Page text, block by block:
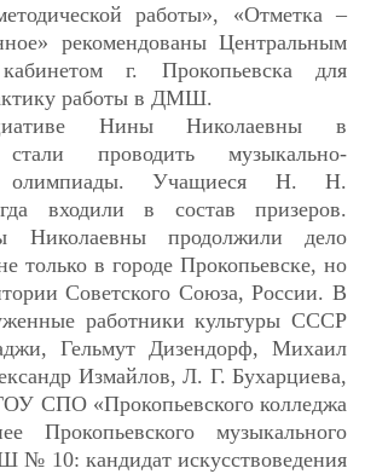
работы», «Отметка –
рекомендованы Центральным
г. Прокопьевска для
работы в ДМШ.
Нины Николаевны в
стали проводить музыкально-
олимпиады. Учащиеся Н. Н.
входили в состав призеров.
Николаевны продолжили дело
только в городе Прокопьевске, но
Советского Союза, России. В
работники культуры СССР
Гельмут Дизендорф, Михаил
Измайлов, Л. Г. Бухарциева,
СПО «Прокопьевского колледжа
Прокопьевского музыкального
10: кандидат искусствоведения